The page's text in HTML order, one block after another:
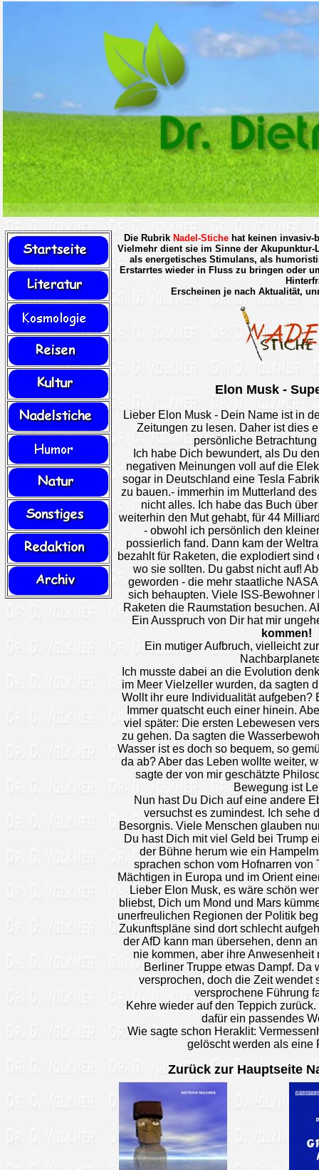
Die Rubrik Nadel-Stiche hat keinen
Vielmehr dient sie im Sinne der
als energetisches Stimulans, als
Erstarrtes wieder in Fluss zu bringen oder
Erscheinen je nach Aktualität,
Elon Musk -
Lieber Elon Musk - Dein Name ist in
Zeitungen zu lesen. Daher ist dies
persönliche
Ich habe Dich bewundert, als Du
negativen Meinungen voll auf die
sogar in Deutschland eine Tesla
zu bauen.- immerhin im Mutterland
nicht alles. Ich habe das Buch
weiterhin den Mut gehabt, für 44
- obwohl ich persönlich den
possierlich fand. Dann kam der
bezahlt für Raketen, die explodiert
wo sie sollten. Du gabst nicht auf!
geworden - die mehr staatliche
sich behaupten. Viele ISS-Bewohner
Raketen die Raumstation besuchen.
Ein Ausspruch von Dir hat mir
kommen!
Ein mutiger Aufbruch, vielleicht
Ich musste dabei an die Evolution
im Meer Vielzeller wurden, da sagten
Wollt ihr eure Individualität aufgeben?
Immer quatscht euch einer hinein.
viel später: Die ersten Lebewesen
zu gehen. Da sagten die
Wasser ist es doch so bequem, so
da ab? Aber das Leben wollte weiter,
sagte der von mir geschätzte
Bewegung ist
Nun hast Du Dich auf eine andere
versuchst es zumindest. Ich sehe
Besorgnis. Viele Menschen glauben
Du hast Dich mit viel Geld bei Trump
der Bühne herum wie ein
sprachen schon vom Hofnarren von
Mächtigen in Europa und im Orient
Lieber Elon Musk, es wäre schön
bliebst, Dich um Mond und Mars
unerfreulichen Regionen der Politik
Zukunftspläne sind dort schlecht
der AfD kann man übersehen, denn
nie kommen, aber ihre Anwesenheit
Berliner Truppe etwas Dampf. Da
versprochen, doch die Zeit wendet
versprochene Führung
Kehre wieder auf den Teppich
dafür ein passendes
Wie sagte schon Heraklit:
gelöscht werden als eine
Zurück zur Hauptseite